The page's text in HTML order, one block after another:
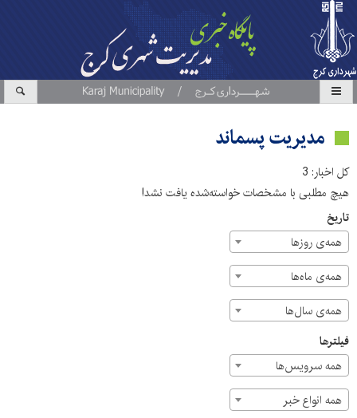
مدیریت پسماند
کل اخبار: 3
هیچ مطلبی با مشخصات خواسته‌شده یافت نشد!
تاریخ
همه‌ی روزها
همه‌ی ماه‌ها
همه‌ی سال‌ها
فیلترها
همه سرویس‌ها
همه انواع خبر